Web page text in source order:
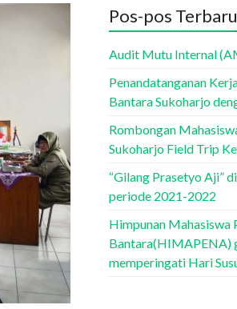
Pos-pos Terbaru
Audit Mutu Internal
Penandatanganan
Bantara Sukoharjo
Rombongan
Sukoharjo Field Trip
“Gilang Prasetyo Aji”
periode 2021-2022
Himpunan Mahasiswa
Bantara(HIMAPENA)
memperingati Hari